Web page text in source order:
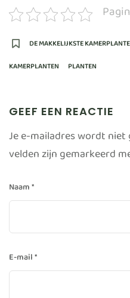
DE MAKKELIJKSTE
KAMERPLANTEN
PLANTEN
GEEF EEN REACTIE
Je e-mailadres wordt
velden zijn gemarkeerd
Naam*
E-mail*